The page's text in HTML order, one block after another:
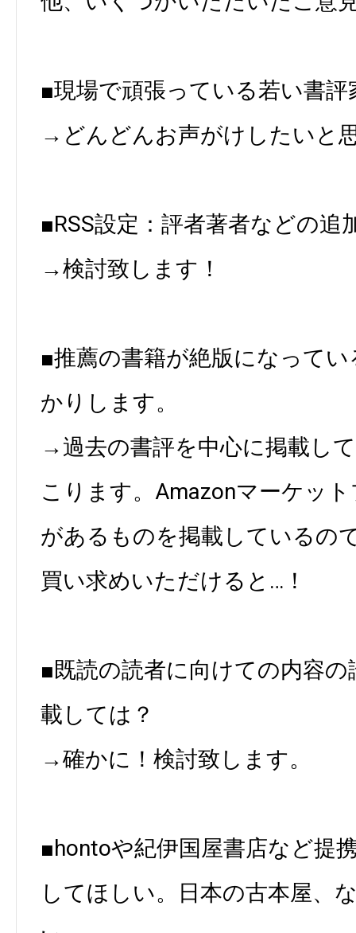
■現場で頑張っている若い書評
→どんどんお声がけしたいと
■RSS設定：評者著者などの追
→検討致します！
■推薦の書籍が絶版になって
かりします。
→過去の書評を中心に掲載し
こります。Amazonマーケッ
があるものを掲載しているの
買い求めいただけると…！
■既読の読者に向けての内容
載しては？
→確かに！検討致します。
■hontoや紀伊国屋書店など提
してほしい。日本の古本屋、